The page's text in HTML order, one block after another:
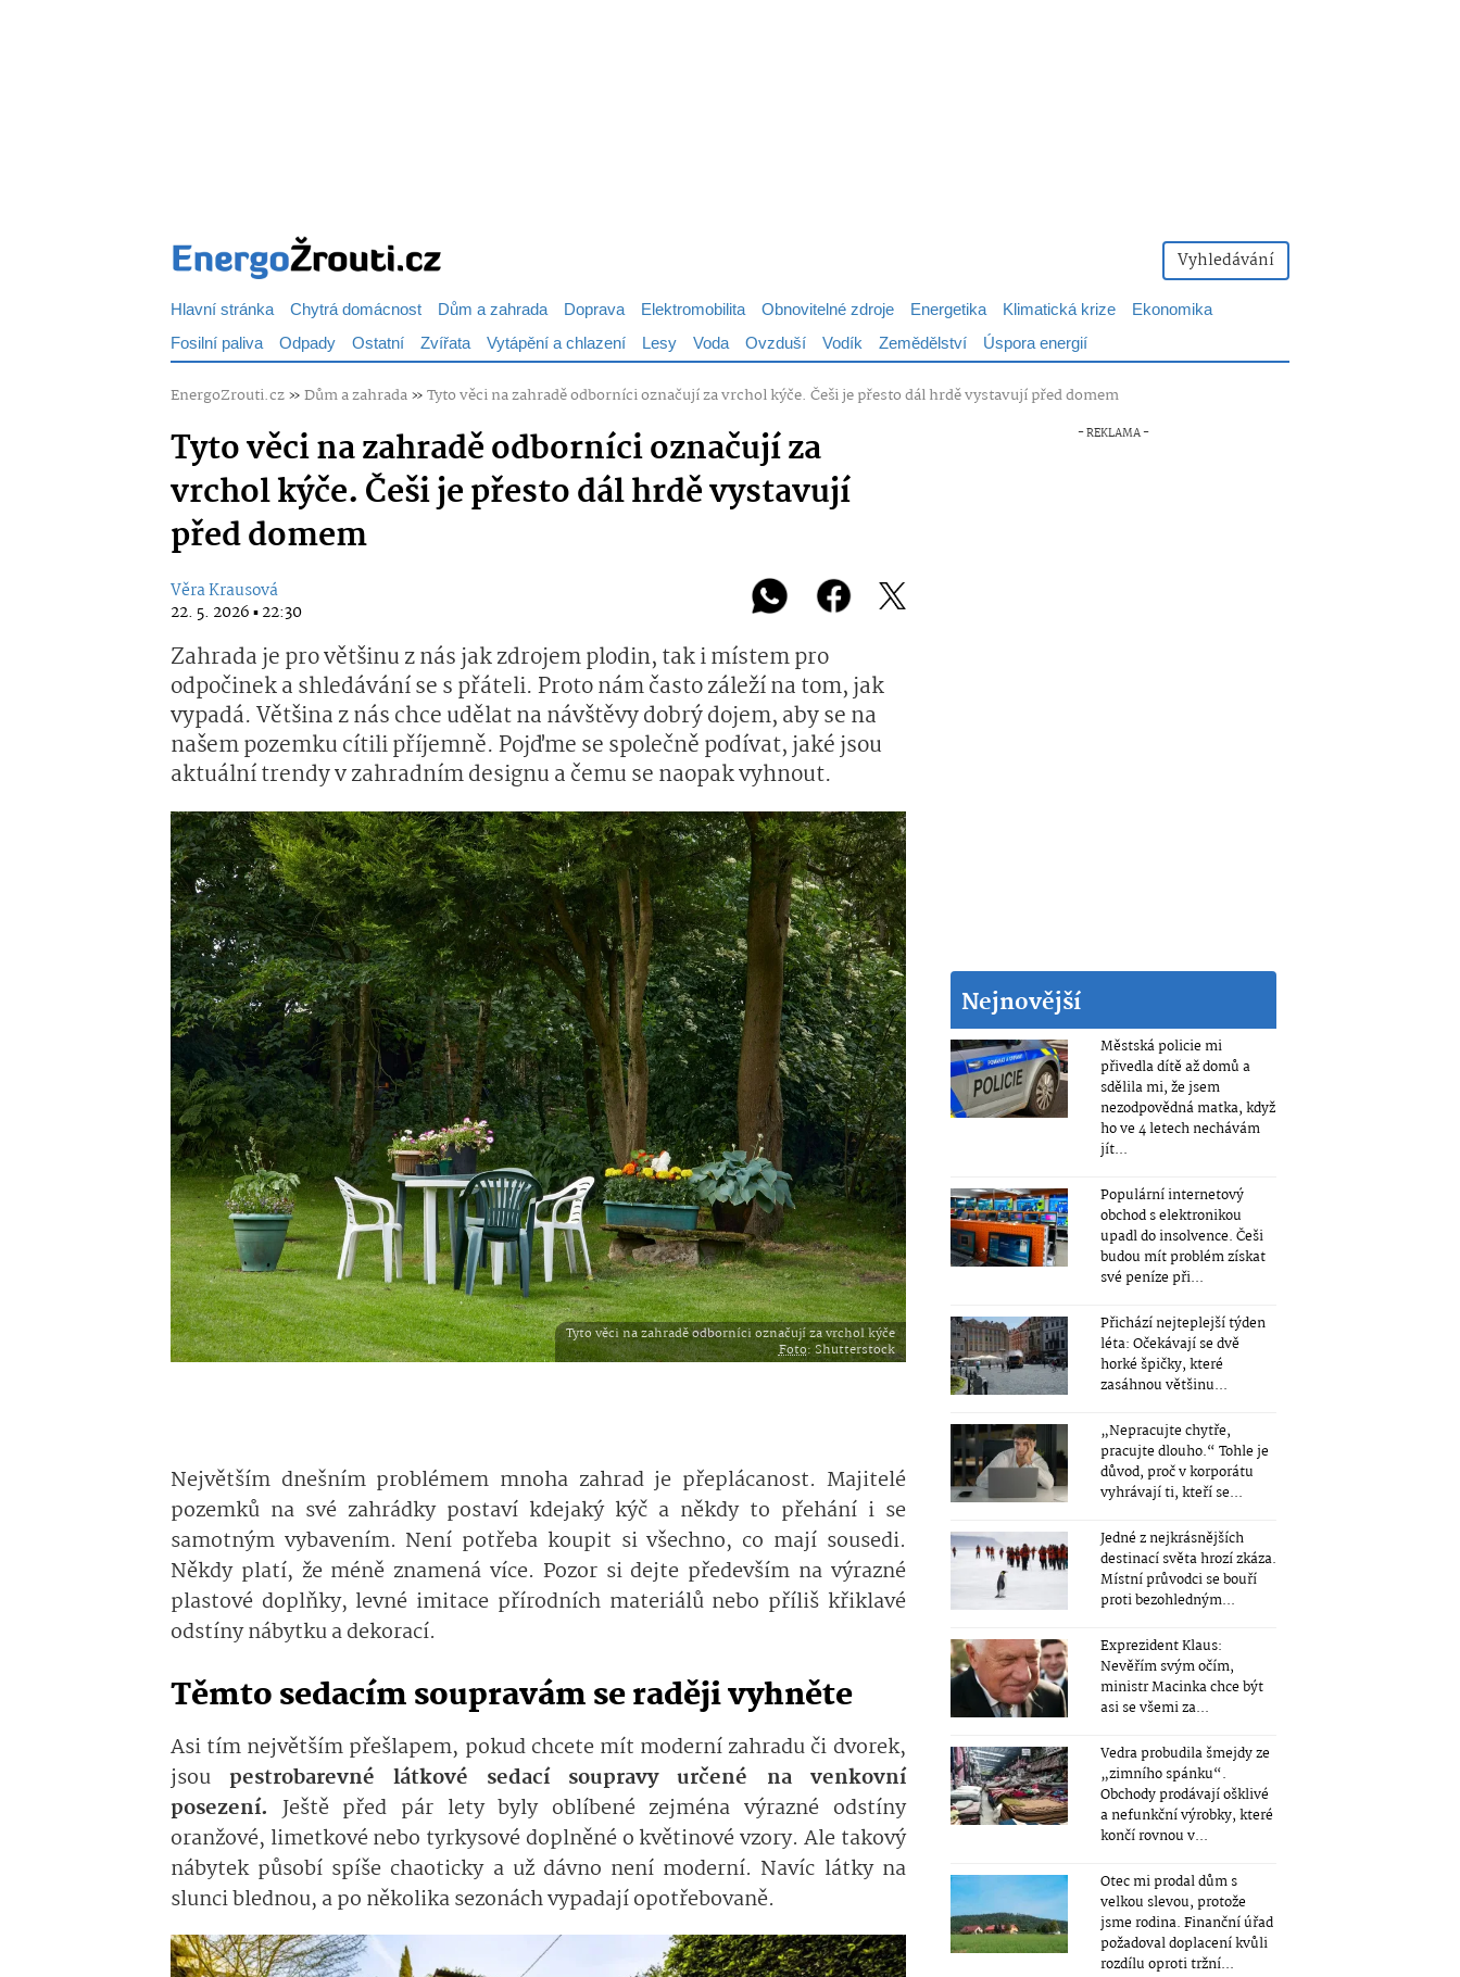
Vyhledávání
Hlavní stránka Chytrá domácnost Dům a zahrada Doprava Elektromobilita Obnovitelné zdroje Energetika Klimatická krize
Ekonomika
Fosilní paliva Odpady Ostatní Zvířata Vytápění a chlazení Lesy Voda Ovzduší Vodík Zemědělství Úspora energií
EnergoZrouti.cz»Dům a zahrada»Tyto věci na zahradě odborníci označují za vrchol kýče. Češi je přesto dál hrdě vystavují před domem
Tyto věci na zahradě odborníci označují za
vrchol kýče. Češi je přesto dál hrdě vystavují
před domem
Věra Krausová
22. 5. 2026 ▪ 22:30
Zahrada je pro většinu z nás jak zdrojem plodin, tak i místem pro
odpočinek a shledávání se s přáteli. Proto nám často záleží na tom, jak
vypadá. Většina z nás chce udělat na návštěvy dobrý dojem, aby se na
našem pozemku cítili příjemně. Pojďme se společně podívat, jaké jsou
aktuální trendy v zahradním designu a čemu se naopak vyhnout.
Tyto věci na zahradě odborníci označují za vrchol kýče
Foto: Shutterstock
Největším dnešním problémem mnoha zahrad je přeplácanost. Majitelé
pozemků na své zahrádky postaví kdejaký kýč a někdy to přehání i se
samotným vybavením. Není potřeba koupit si všechno, co mají sousedi.
Někdy platí, že méně znamená více. Pozor si dejte především na výrazné
plastové doplňky, levné imitace přírodních materiálů nebo příliš křiklavé
odstíny nábytku a dekorací.
Těmto sedacím soupravám se raději vyhněte
Asi tím největším přešlapem, pokud chcete mít moderní zahradu či dvorek,
jsoupestrobarevné látkové sedací soupravy určené na venkovní
posezení. Ještě před pár lety byly oblíbené zejména výrazné odstíny
oranžové, limetkové nebo tyrkysové doplněné o květinové vzory. Ale takový
nábytek působí spíše chaoticky a už dávno není moderní. Navíc látky na
slunci blednou, a po několika sezonách vypadají opotřebovaně.
Nejnovější
Městská policie mi
přivedla dítě až domů a
sdělila mi, že jsem
nezodpovědná matka, když
ho ve 4 letech nechávám
jít...
Populární internetový
obchod s elektronikou
upadl do insolvence. Češi
budou mít problém získat
své peníze při...
Přichází nejteplejší týden
léta: Očekávají se dvě
horké špičky, které
zasáhnou většinu...
„Nepracujte chytře,
pracujte dlouho.“ Tohle je
důvod, proč v korporátu
vyhrávají ti, kteří se...
Jedné z nejkrásnějších
destinací světa hrozí zkáza.
Místní průvodci se bouří
proti bezohledným...
Exprezident Klaus:
Nevěřím svým očím,
ministr Macinka chce být
asi se všemi za...
Vedra probudila šmejdy ze
„zimního spánku“.
Obchody prodávají ošklivé
a nefunkční výrobky, které
končí rovnou v...
Otec mi prodal dům s
velkou slevou, protože
jsme rodina. Finanční úřad
požadoval doplacení kvůli
rozdílu oproti tržní...